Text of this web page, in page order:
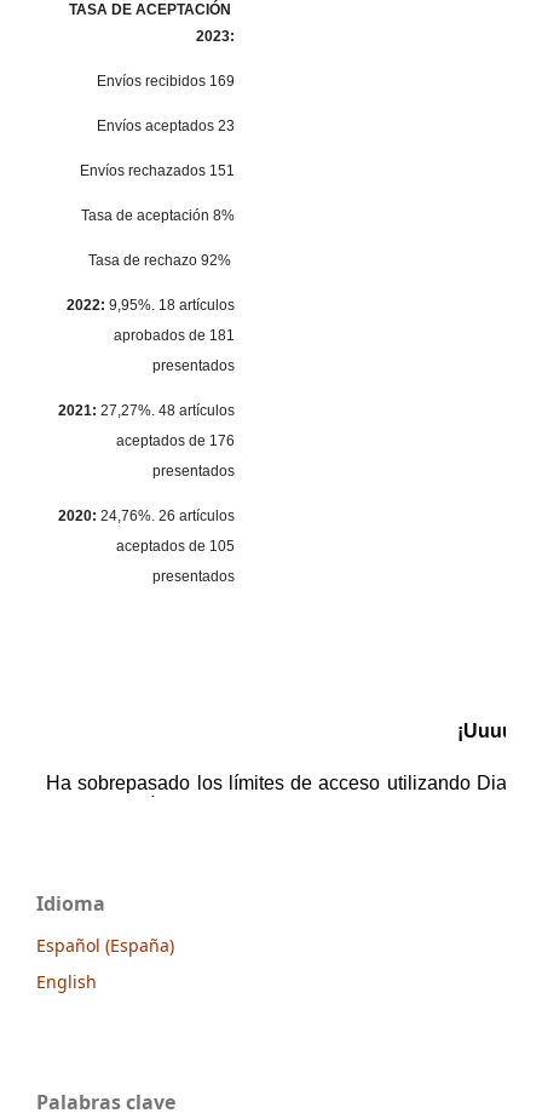
TASA DE ACEPTACIÓN
2023:
Envíos recibidos 169
Envíos aceptados 23
Envíos rechazados 151
Tasa de aceptación 8%
Tasa de rechazo 92%
2022: 9,95%. 18 artículos
aprobados de 181
presentados
2021: 27,27%. 48 artículos
aceptados de 176
presentados
2020: 24,76%. 26 artículos
aceptados de 105
presentados
Idioma
Español (España)
English
Palabras clave